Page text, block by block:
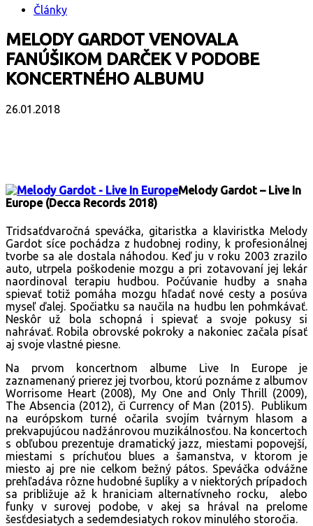
Články
MELODY GARDOT VENOVALA
FANÚŠIKOM DARČEK V PODOBE
KONCERTNÉHO ALBUMU
26.01.2018
Melody Gardot – Live In
Europe (Decca Records 2018)
Tridsaťdvaročná speváčka, gitaristka a klaviristka Melody
Gardot síce pochádza z hudobnej rodiny, k profesionálnej
tvorbe sa ale dostala náhodou. Keď ju v roku 2003 zrazilo
auto, utrpela poškodenie mozgu a pri zotavovaní jej lekár
naordinoval terapiu hudbou. Počúvanie hudby a snaha
spievať totiž pomáha mozgu hľadať nové cesty a posúva
myseľ ďalej. Spočiatku sa naučila na hudbu len pohmkávať.
Neskôr už bola schopná i spievať a svoje pokusy si
nahrávať. Robila obrovské pokroky a nakoniec začala písať
aj svoje vlastné piesne.
Na prvom koncertnom albume Live In Europe je
zaznamenaný prierez jej tvorbou, ktorú poznáme z albumov
Worrisome Heart (2008), My One and Only Thrill (2009),
The Absencia (2012), či Currency of Man (2015). Publikum
na európskom turné očarila svojím tvárnym hlasom a
prekvapujúcou nadžánrovou muzikálnosťou. Na koncertoch
s obľubou prezentuje dramatický jazz, miestami popovejší,
miestami s príchuťou blues a šamanstva, v ktorom je
miesto aj pre nie celkom bežný pátos. Speváčka odvážne
prehľadáva rôzne hudobné šuplíky a v niektorých prípadoch
sa približuje až k hraniciam alternatívneho rocku, alebo
funky v surovej podobe, v akej sa hrával na prelome
šesťdesiatych a sedemdesiatych rokov minulého storočia.